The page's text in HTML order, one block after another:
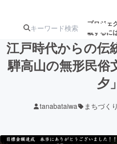
プロジェ
載するに
注目の新着プロ
江戸時代からの伝
騨高山の無形民俗
夕」
tanabataiwa まちづく